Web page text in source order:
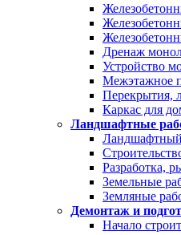
Дренаж
Устройство
Межэтажное
Перекрытия,
Каркас для
Ландшафтные
Ландшафтный
Разработка,
Земельные
Земляные
Демонтаж и
Начало